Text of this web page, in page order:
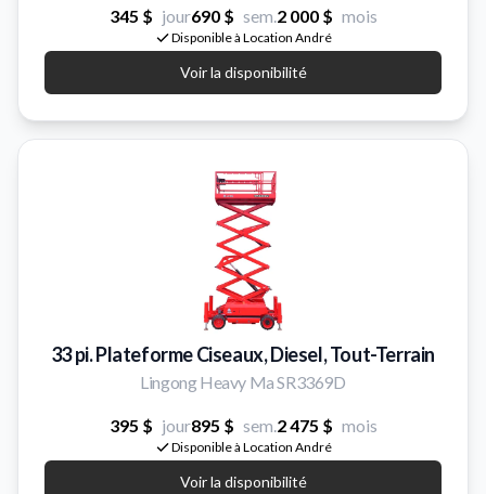
345 $ jour690 $ sem.2 000 $ mois
Disponible à Location André
Voir la disponibilité
33 pi. Plateforme Ciseaux, Diesel, Tout-Terrain
Lingong Heavy Ma SR3369D
395 $ jour895 $ sem.2 475 $ mois
Disponible à Location André
Voir la disponibilité